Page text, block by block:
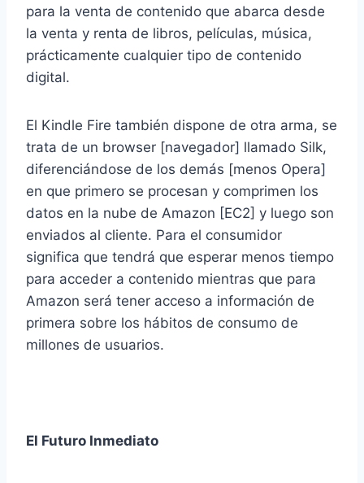
para la venta de contenido que abarca desde
la venta y renta de libros, películas, música,
prácticamente cualquier tipo de contenido
digital.
El Kindle Fire también dispone de otra arma, se
trata de un browser [navegador] llamado Silk,
diferenciándose de los demás [menos Opera]
en que primero se procesan y comprimen los
datos en la nube de Amazon [EC2] y luego son
enviados al cliente. Para el consumidor
significa que tendrá que esperar menos tiempo
para acceder a contenido mientras que para
Amazon será tener acceso a información de
primera sobre los hábitos de consumo de
millones de usuarios.
El Futuro Inmediato